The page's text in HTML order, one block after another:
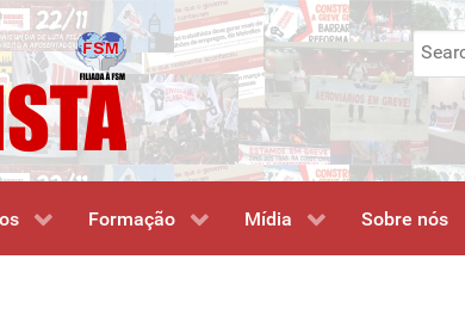
Search
for:
Formação Mídia Sobre nós